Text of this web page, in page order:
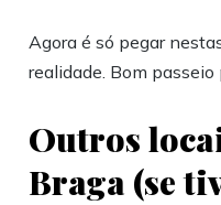
Agora é só pegar
realidade. Bom
Outros
Braga (se